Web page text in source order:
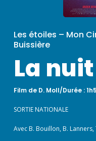
Les étoiles – Mon
Buissière
La nuit
Film de D. Moll/Durée :
SORTIE NATIONALE
Avec B. Bouillon, B.